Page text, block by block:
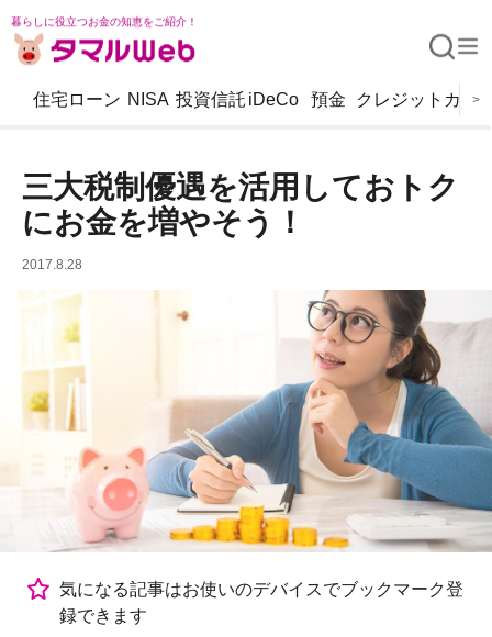
暮らしに役立つお金の知恵をご紹介！
住宅ローン NISA 投資信託 iDeCo 預金 クレジットカー
>
三大税制優遇を活用しておトク
にお金を増やそう！
2017.8.28
気になる記事はお使いのデバイスでブックマーク登
録できます